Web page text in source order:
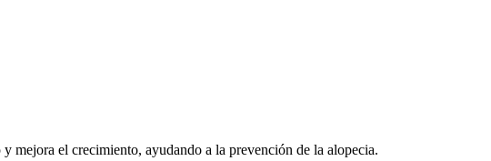
mejora el crecimiento, ayudando a la prevención de la alopecia.